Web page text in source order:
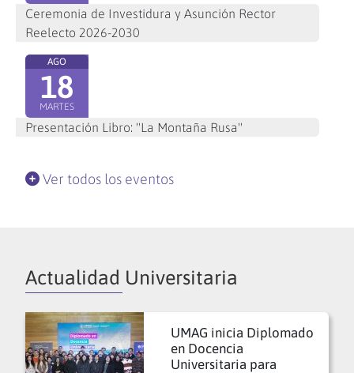
Ceremonia de Investidura y Asunción Rector
Reelecto 2026-2030
AGO
18
MARTES
Presentación Libro: "La Montaña Rusa"
Ver todos los eventos
Actualidad Universitaria
UMAG inicia Diplomado
en Docencia
Universitaria para